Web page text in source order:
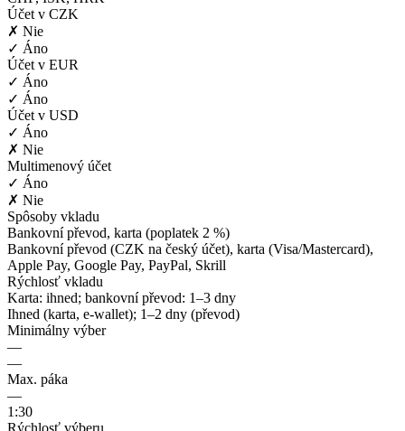
Účet v CZK
✗ Nie
✓ Áno
Účet v EUR
✓ Áno
✓ Áno
Účet v USD
✓ Áno
✗ Nie
Multimenový účet
✓ Áno
✗ Nie
Spôsoby vkladu
Bankovní převod, karta (poplatek 2 %)
Bankovní převod (CZK na český účet), karta (Visa/Mastercard),
Apple Pay, Google Pay, PayPal, Skrill
Rýchlosť vkladu
Karta: ihned; bankovní převod: 1–3 dny
Ihned (karta, e-wallet); 1–2 dny (převod)
Minimálny výber
—
—
Max. páka
—
1:30